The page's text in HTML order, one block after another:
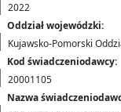
2022
Oddział wojewódzki:
Kujawsko-Pomorski
Kod świadczeniodawcy:
20001105
Nazwa